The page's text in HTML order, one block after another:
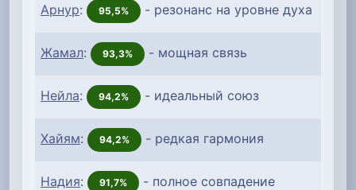
Арнур: 95,5% - резонанс на уровне духа
Жамал: 93,3% - мощная связь
Нейла: 94,2% - идеальный союз
Хайям: 94,2% - редкая гармония
Надия: 91,7% - полное совпадение